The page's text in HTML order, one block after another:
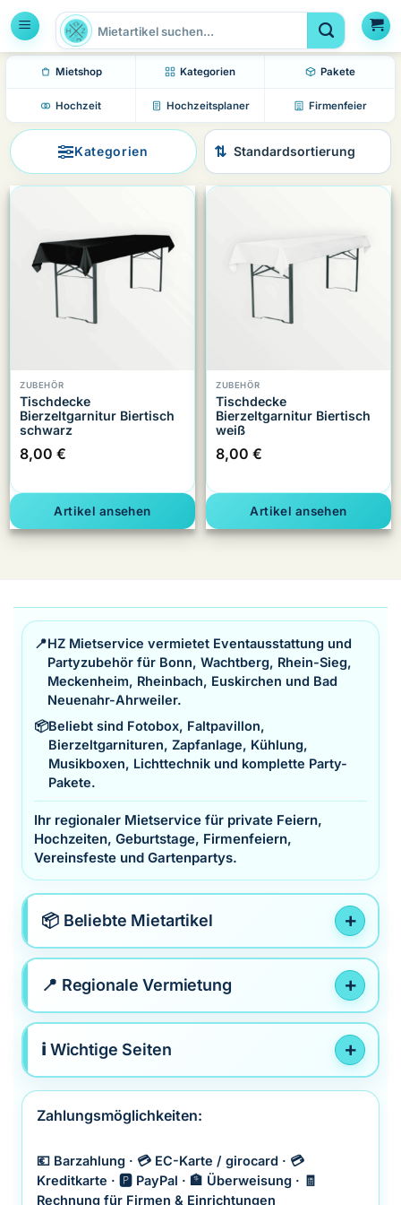
Zum
Inhalt
springen
Suchen
nach:
Mietshop Kategorien Pakete
Hochzeit Hochzeitsplaner Firmenfeier
Kategorien
ZUBEHÖR
Tischdecke
Bierzeltgarnitur Biertisch
schwarz
8,00 €
Artikel ansehen
ZUBEHÖR
Tischdecke
Bierzeltgarnitur Biertisch
weiß
8,00 €
Artikel ansehen
📍HZ Mietservice vermietet Eventausstattung und
Partyzubehör für Bonn, Wachtberg, Rhein-Sieg,
Meckenheim, Rheinbach, Euskirchen und Bad
Neuenahr-Ahrweiler.
📦Beliebt sind Fotobox, Faltpavillon,
Bierzeltgarnituren, Zapfanlage, Kühlung,
Musikboxen, Lichttechnik und komplette Party-
Pakete.
Ihr regionaler Mietservice für private Feiern,
Hochzeiten, Geburtstage, Firmenfeiern,
Vereinsfeste und Gartenpartys.
📦 Beliebte Mietartikel
📍 Regionale Vermietung
ℹ️ Wichtige Seiten
Zahlungsmöglichkeiten:
💶 Barzahlung · 💳 EC-Karte / girocard · 💳
Kreditkarte · 🅿️ PayPal · 🏦 Überweisung · 🧾
Rechnung für Firmen & Einrichtungen